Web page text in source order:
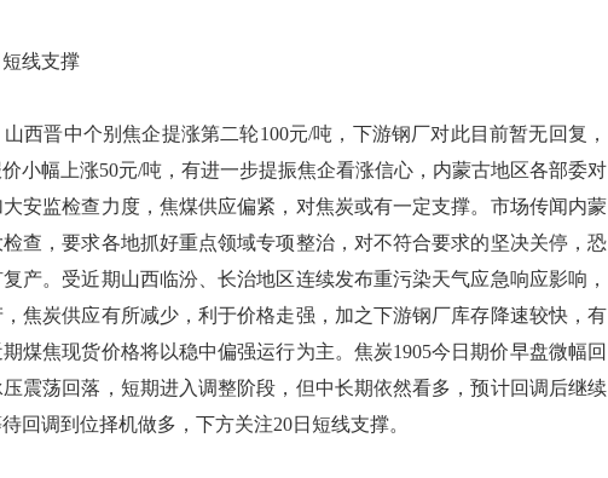
线支撑
晋中个别焦企提涨第二轮100元/吨，下游钢厂对此目前暂无回复，
小幅上涨50元/吨，有进一步提振焦企看涨信心，内蒙古地区各部委对
安监检查力度，焦煤供应偏紧，对焦炭或有一定支撑。市场传闻内蒙
查，要求各地抓好重点领域专项整治，对不符合要求的坚决关停，恐
产。受近期山西临汾、长治地区连续发布重污染天气应急响应影响，
焦炭供应有所减少，利于价格走强，加之下游钢厂库存降速较快，有
煤焦现货价格将以稳中偏强运行为主。焦炭1905今日期价早盘微幅回
震荡回落，短期进入调整阶段，但中长期依然看多，预计回调后继续
回调到位择机做多，下方关注20日短线支撑。